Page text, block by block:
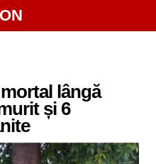
lângă
și 6